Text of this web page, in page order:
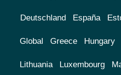
Deutschland España
Global Greece Hungary
Lithuania Luxembourg